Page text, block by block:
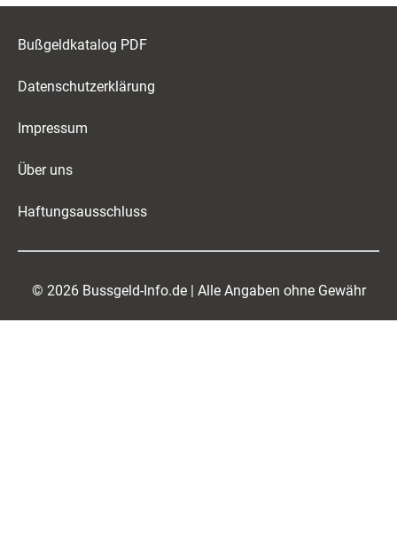
Bußgeldkatalog PDF
Datenschutzerklärung
Impressum
Über uns
Haftungsausschluss
© 2026 Bussgeld-Info.de | Alle Angaben ohne Gewähr